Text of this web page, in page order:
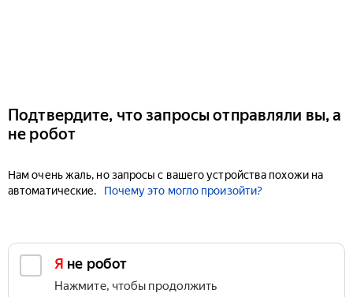
Подтвердите, что запросы отправляли вы, а
не робот
Нам очень жаль, но запросы с вашего устройства похожи на
автоматические.
Почему это могло произойти?
Я не робот
Нажмите, чтобы продолжить